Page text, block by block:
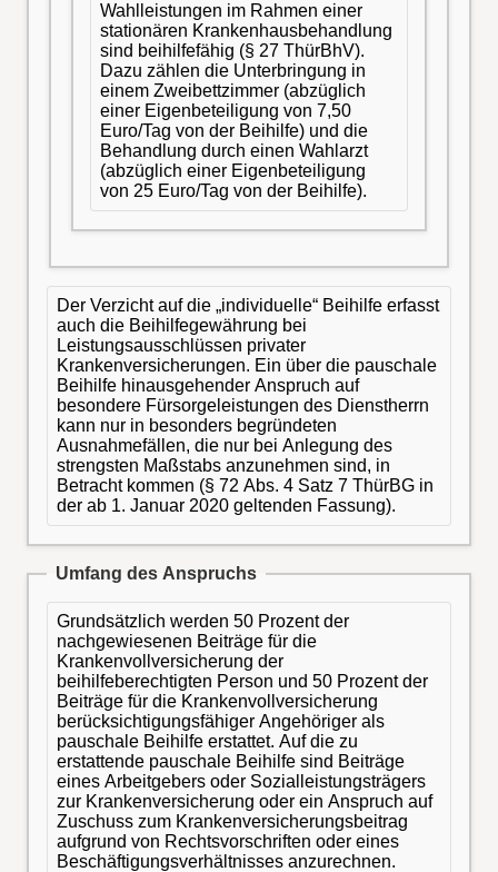
Wahlleistungen im Rahmen einer
stationären Krankenhausbehandlung
sind beihilfefähig (§ 27 ThürBhV).
Dazu zählen die Unterbringung in
einem Zweibettzimmer (abzüglich
einer Eigenbeteiligung von 7,50
Euro/Tag von der Beihilfe) und die
Behandlung durch einen Wahlarzt
(abzüglich einer Eigenbeteiligung
von 25 Euro/Tag von der Beihilfe).
Der Verzicht auf die „individuelle“ Beihilfe erfasst
auch die Beihilfegewährung bei
Leistungsausschlüssen privater
Krankenversicherungen. Ein über die pauschale
Beihilfe hinausgehender Anspruch auf
besondere Fürsorgeleistungen des Dienstherrn
kann nur in besonders begründeten
Ausnahmefällen, die nur bei Anlegung des
strengsten Maßstabs anzunehmen sind, in
Betracht kommen (§ 72 Abs. 4 Satz 7 ThürBG in
der ab 1. Januar 2020 geltenden Fassung).
Umfang des Anspruchs
Grundsätzlich werden 50 Prozent der
nachgewiesenen Beiträge für die
Krankenvollversicherung der
beihilfeberechtigten Person und 50 Prozent der
Beiträge für die Krankenvollversicherung
berücksichtigungsfähiger Angehöriger als
pauschale Beihilfe erstattet. Auf die zu
erstattende pauschale Beihilfe sind Beiträge
eines Arbeitgebers oder Sozialleistungsträgers
zur Krankenversicherung oder ein Anspruch auf
Zuschuss zum Krankenversicherungsbeitrag
aufgrund von Rechtsvorschriften oder eines
Beschäftigungsverhältnisses anzurechnen.